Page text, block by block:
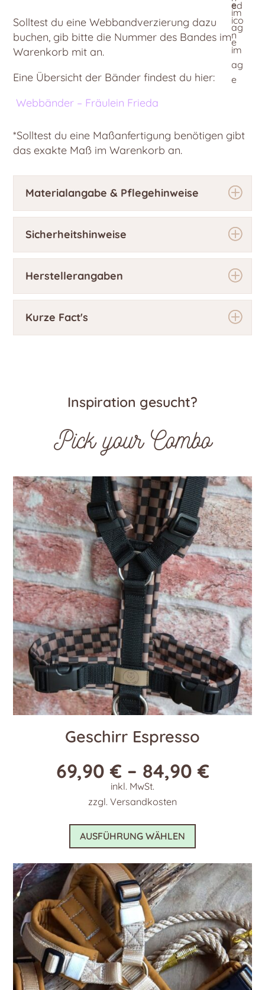
Solltest du eine Webbandverzierung dazu
buchen, gib bitte die Nummer des Bandes im
Warenkorb mit an.
Eine Übersicht der Bänder findest du hier:
Webbänder – Fräulein Frieda
*Solltest du eine Maßanfertigung benötigen gibt
das exakte Maß im Warenkorb an.
Materialangabe & Pflegehinweise
Sicherheitshinweise
Herstellerangaben
Kurze Fact's
Inspiration gesucht?
Pick your Combo
Geschirr Espresso
69,90€ – 84,90€
inkl. MwSt.
zzgl. Versandkosten
AUSFÜHRUNG WÄHLEN
Dieses
weist
mehrere
Varianten
auf.
Die
Optionen
können
auf
der